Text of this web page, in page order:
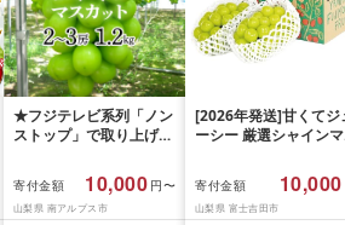
★フジテレビ系列「ノン
ストップ」で取り上げら
先行予約]南アルプス市
産シャインマスカット
1.2kg以上(2〜3房)ふる
寄付金額 10,000 円〜
山梨県 南アルプス市
[2026年発送]甘くてジ
ーシー 厳選シャインマ
月前半(1〜15日)から
月下旬までの発送) フ
ーツ ぶどう 果物 山梨
寄付金額 10,000
山梨県 富士吉田市